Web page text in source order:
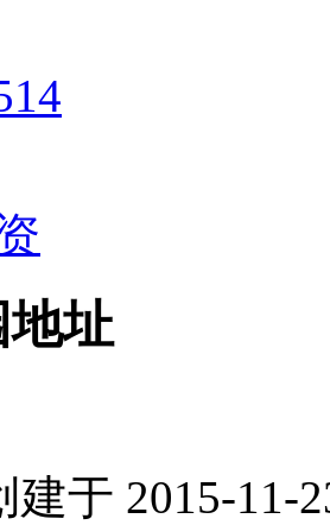
址
建于 2015-11-